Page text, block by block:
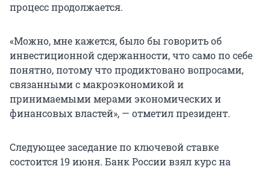
процесс продолжается.
«Можно, мне кажется, было бы говорить об
инвестиционной сдержанности, что само по себе
понятно, потому что продиктовано вопросами,
связанными с макроэкономикой и
принимаемыми мерами экономических и
финансовых властей», — отметил президент.
Следующее заседание по ключевой ставке
состоится 19 июня. Банк России взял курс на